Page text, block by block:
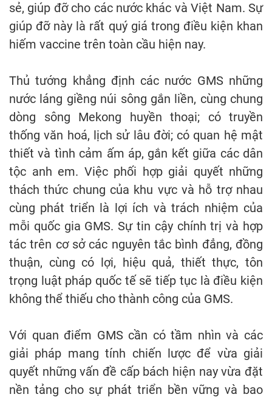
sẻ, giúp đỡ cho các nước khác và Việt Nam. Sự
giúp đỡ này là rất quý giá trong điều kiện khan
hiếm vaccine trên toàn cầu hiện nay.
Thủ tướng khẳng định các nước GMS những
nước láng giềng núi sông gắn liền, cùng chung
dòng sông Mekong huyền thoại; có truyền
thống văn hoá, lịch sử lâu đời; có quan hệ mật
thiết và tình cảm ấm áp, gắn kết giữa các dân
tộc anh em. Việc phối hợp giải quyết những
thách thức chung của khu vực và hỗ trợ nhau
cùng phát triển là lợi ích và trách nhiệm của
mỗi quốc gia GMS. Sự tin cậy chính trị và hợp
tác trên cơ sở các nguyên tắc bình đẳng, đồng
thuận, cùng có lợi, hiệu quả, thiết thực, tôn
trọng luật pháp quốc tế sẽ tiếp tục là điều kiện
không thể thiếu cho thành công của GMS.
Với quan điểm GMS cần có tầm nhìn và các
giải pháp mang tính chiến lược để vừa giải
quyết những vấn đề cấp bách hiện nay vừa đặt
nền tảng cho sự phát triển bền vững và bao